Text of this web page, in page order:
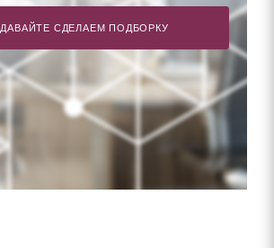
ДАВАЙТЕ СДЕЛАЕМ ПОДБОРКУ